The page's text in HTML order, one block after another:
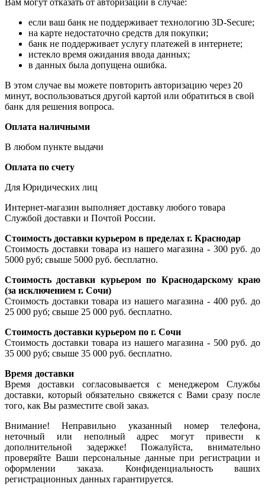
если ваш банк не поддерживает технологию 3D-Secure;
на карте недостаточно средств для покупки;
банк не поддерживает услугу платежей в интернете;
истекло время ожидания ввода данных;
в данных была допущена ошибка.
В этом случае вы можете повторить авторизацию через 20
минут, воспользоваться другой картой или обратиться в свой
банк для решения вопроса.
Оплата наличными
В любом пункте выдачи
Оплата по счету
Для Юридических лиц
Интернет-магазин выполняет доставку любого товара
Службой доставки и Почтой России.
Стоимость доставки курьером в пределах г. Краснодар
Стоимость доставки товара из нашего магазина - 300 руб. до
5000 руб; свыше 5000 руб. бесплатно.
Стоимость доставки курьером по Краснодарскому краю
(за исключением г. Сочи)
Стоимость доставки товара из нашего магазина - 400 руб. до
25 000 руб; свыше 25 000 руб. бесплатно.
Стоимость доставки курьером по г. Сочи
Стоимость доставки товара из нашего магазина - 500 руб. до
35 000 руб; свыше 35 000 руб. бесплатно.
Время доставки
Время доставки согласовывается с менеджером Службы
доставки, который обязательно свяжется с Вами сразу после
того, как Вы разместите свой заказ.
Внимание! Неправильно указанный номер телефона,
неточный или неполный адрес могут привести к
дополнительной задержке! Пожалуйста, внимательно
проверяйте Ваши персональные данные при регистрации и
оформлении заказа. Конфиденциальность ваших
регистрационных данных гарантируется.